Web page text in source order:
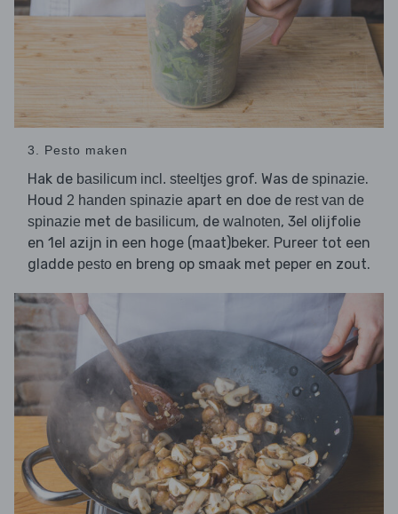
3. Pesto maken
Hak de basilicum incl. steeltjes grof. Was de spinazie.
Houd 2 handen spinazie apart en doe de rest van de
spinazie met de basilicum, de walnoten, 3el olijfolie
en 1el azijn in een hoge (maat)beker. Pureer tot een
gladde pesto en breng op smaak met peper en zout.